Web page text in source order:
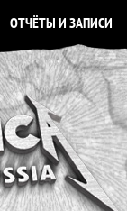
ОТЧЁТЫ И ЗАПИСИ